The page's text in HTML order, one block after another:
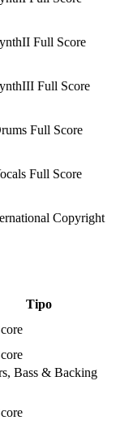
Copyright
Tipo
Bass & Backing